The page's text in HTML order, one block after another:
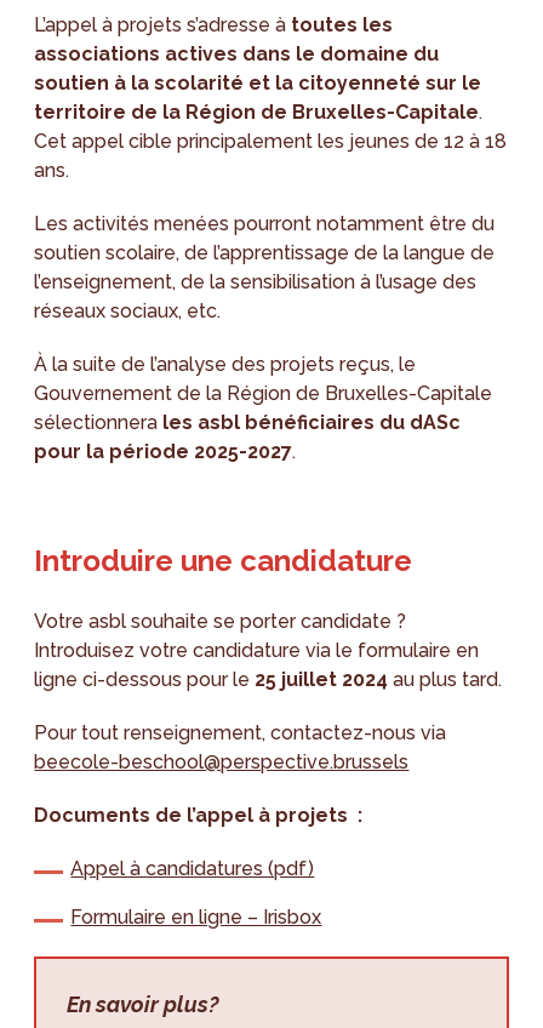
L’appel à projets s’adresse à toutes les
associations actives dans le domaine du
soutien à la scolarité et la citoyenneté sur le
territoire de la Région de Bruxelles-Capitale.
Cet appel cible principalement les jeunes de 12 à 18
ans.
Les activités menées pourront notamment être du
soutien scolaire, de l’apprentissage de la langue de
l’enseignement, de la sensibilisation à l’usage des
réseaux sociaux, etc.
À la suite de l’analyse des projets reçus, le
Gouvernement de la Région de Bruxelles-Capitale
sélectionnera les asbl bénéficiaires du dASc
pour la période 2025-2027.
Introduire une candidature
Votre asbl souhaite se porter candidate ?
Introduisez votre candidature via le formulaire en
ligne ci-dessous pour le 25 juillet 2024 au plus tard.
Pour tout renseignement, contactez-nous via
beecole-beschool@perspective.brussels
Documents de l’appel à projets :
Appel à candidatures (pdf)
Formulaire en ligne – Irisbox
En savoir plus?